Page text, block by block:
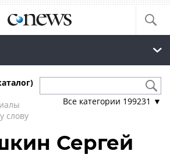
слову
Все категории 199231 ▼
Сергей